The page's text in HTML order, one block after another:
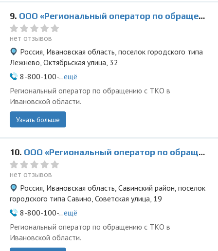
9. ООО «Региональный оператор по обращению с ТКО» в Лежнево
нет отзывов
Россия, Ивановская область, поселок городского типа
Лежнево, Октябрьская улица, 32
8-800-100-...ещё
Региональный оператор по обращению с ТКО в
Ивановской области.
Узнать больше
10. ООО «Региональный оператор по обращению с ТКО» в Савино
нет отзывов
Россия, Ивановская область, Савинский район, поселок
городского типа Савино, Советская улица, 19
8-800-100-...ещё
Региональный оператор по обращению с ТКО в
Ивановской области.